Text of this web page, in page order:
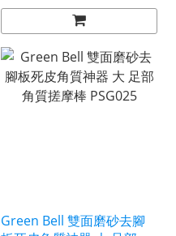
Green Bell 雙面磨砂去腳